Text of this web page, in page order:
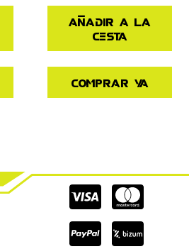
Añadir a la
cesta
Comprar ya
Cc-
visa
Cc-
Cc-
paypal